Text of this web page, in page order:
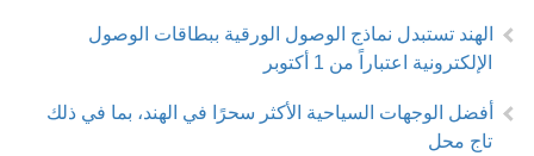
الهند تستبدل نماذج الوصول الورقية ببطاقات الوصول
الإلكترونية اعتباراً من 1 أكتوبر
أفضل الوجهات السياحية الأكثر سحرًا في الهند، بما في ذلك
تاج محل